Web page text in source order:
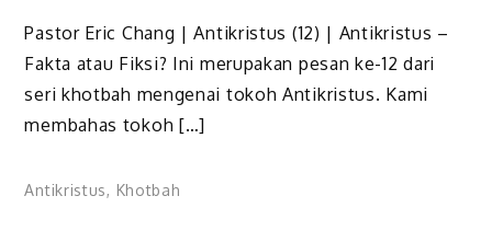
Pastor Eric Chang | Antikristus (12) | Antikristus –
Fakta atau Fiksi? Ini merupakan pesan ke-12 dari
seri khotbah mengenai tokoh Antikristus. Kami
membahas tokoh […]
Antikristus, Khotbah